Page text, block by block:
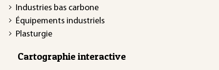
Industries bas carbone
Équipements industriels
Plasturgie
Cartographie interactive